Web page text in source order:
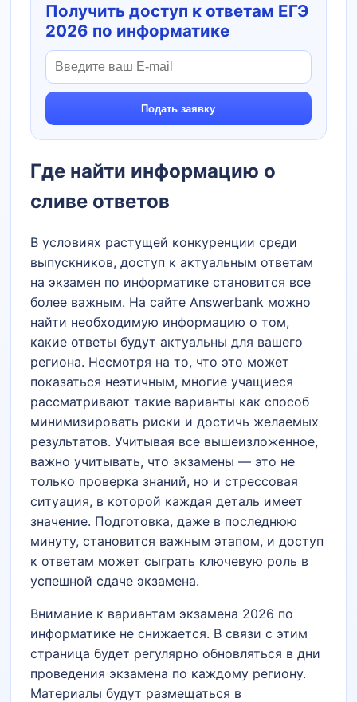
Получить доступ к ответам ЕГЭ
2026 по информатике
Подать заявку
Где найти информацию о
сливе ответов
В условиях растущей конкуренции среди
выпускников, доступ к актуальным ответам
на экзамен по информатике становится все
более важным. На сайте Answerbank можно
найти необходимую информацию о том,
какие ответы будут актуальны для вашего
региона. Несмотря на то, что это может
показаться неэтичным, многие учащиеся
рассматривают такие варианты как способ
минимизировать риски и достичь желаемых
результатов. Учитывая все вышеизложенное,
важно учитывать, что экзамены — это не
только проверка знаний, но и стрессовая
ситуация, в которой каждая деталь имеет
значение. Подготовка, даже в последнюю
минуту, становится важным этапом, и доступ
к ответам может сыграть ключевую роль в
успешной сдаче экзамена.
Внимание к вариантам экзамена 2026 по
информатике не снижается. В связи с этим
страница будет регулярно обновляться в дни
проведения экзамена по каждому региону.
Материалы будут размещаться в